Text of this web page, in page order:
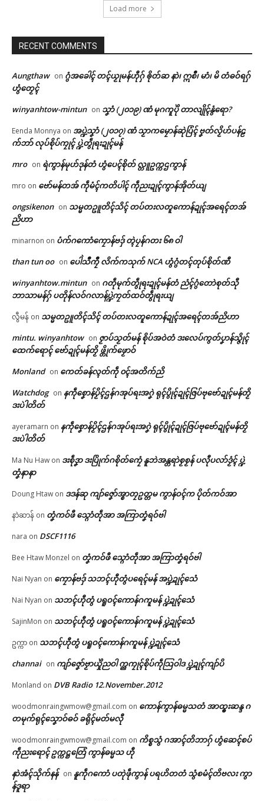
Load more
RECENT COMMENTS
Aungthaw on ဂွံအခေါၚ် တၚ်ယၟုမန်ဟီုဂှ် ၜိုတ်ဆ နာဲ၊ ဣစဳ၊ မာံ၊ မိ တံဓဝ်ရဂှ်
ဟွံတၟေၚ်
winyanhtow-mintun on သၞာံ (၂၀၁၉) ဏံ မုဂကူပိုဲ တာလျိုၚ်နွံရော?
Eenda Monnya on အပ္ဍဲသၞာံ (၂၀၁၇) ဏံ သၟာကမၠောန်ဆုဲပြံၚ် ဗၞတ်လၟိဟ်ပန်ဠ
က်ဘာ် လုပ်စိုပ်ကၠုၚ် ပ္ဍဲတွဵုရးဍုၚ်မန်
mro on ရဲကွာန်မုဟ်ဒုန်တံ ဟွံပေၚ်စိုတ် လ္တူဥက္ကဌကွာန်
mro on ဗော်မန်တအ် ကဵုမံၚ်ကတိပါၚ် ကဵုညးဍုၚ်ကွာန်အိုတ်ယျ
ongsikenon on သမ္မတဥူတိၚ်သိၚ် တပ်တးလတူကောန်ဍုၚ်အရေၚ်တအ်
ညိဟာ
minarnon on ပံက်ဂကောံကၠောန်ဗဒှ် တ္ၚဲပၠန်ဂတး ၆၈ ဝါ
than tun oo on ပေါဲသဳကၠဳ လိက်ကသုက် NCA ဟွံဂွံတၚ်တုပ်စိုတ်ဏီ
winyanhtow.mintun on ဂတဵုမုက်တွဵုရးဍုၚ်မန်တံ ညံၚ်ဂွံတောဲစုတ်သီု
ဘာသာမန်ဂှ် ပတိုန်လဝ်ဂလာန်ပ္ဍဲကၠတ်ထဝ်တွဵုရးယျ
လွီမန် on သမ္မတဥူတိၚ်သိၚ် တပ်တးလတူကောန်ဍုၚ်အရေၚ်တအ်ညိဟာ
mintu. winyanhtow on ဇၟာပ်သၟတ်မန် စိုပ်အဝဲတံ ဒးလေပ်ကွတ်ပၞာန်သ္ဇိုၚ်
ထေက်ရောၚ် ဗော်ဍုၚ်မန်တၟိ ဖ္တိုက်ဖၟောဝ်
Monland on ကေတ်ခန်လ္ၚတ်ကဵု ၀ၚ်အတိက်ညိ
Watchdog on နကဵုစၞောန်ပၟိၚ်ဌန်ဂအုပ်ရးအဂၞဲ ရုၚ်ပွိုၚ်ဍုၚ်ဇြပ်ဗုဗော်ဍုၚ်မန်တၟိ
ဒးပဲါတိတ်
ayeramarn on နကဵုစၞောန်ပၟိၚ်ဌန်ဂအုပ်ရးအဂၞဲ ရုၚ်ပွိုၚ်ဍုၚ်ဇြပ်ဗုဗော်ဍုၚ်မန်တၟိ
ဒးပဲါတိတ်
Ma Nu Haw on ဒးစဵုဒၞာ ဒးပြိုက်ဂစိုတ်ကၠေံ နူဘဲအန္တရာဲစၟစၟန် ပလီုပလာ်ဒၟံၚ် ပ္ဍဲ
တၞံနာနာ
Doung Htaw on ဒဒန်ဆု ကျာ်ဇၞော်အ္စာတၠဥတ္တမ ကွာန်ဝၚ်က ပိုတ်ကဝ်အာ
နာဲဆာန် on တၞံကဝ်ဖီ သ္ဂောံတဵုအာ အကြာတၞံရဝ်ဗါ
nara on DSCF1116
Bee Htaw Monzel on တၞံကဝ်ဖီ သ္ဂောံတဵုအာ အကြာတၞံရဝ်ဗါ
Nai Nyan on ကၠောန်ဗဒှ် သဘၚ်ဟီုတွံပရေၚ်မန် အပ္ဍဲဍုၚ်သေံ
Nai Nyan on သဘၚ်ဟီုတွံ ပရူဝၚ်ကောန်ဂကူမန် ပ္ဍဲဍုၚ်သေံ
SajinMon on သဘၚ်ဟီုတွံ ပရူဝၚ်ကောန်ဂကူမန် ပ္ဍဲဍုၚ်သေံ
ဥက္ကာ on သဘၚ်ဟီုတွံ ပရူဝၚ်ကောန်ဂကူမန် ပ္ဍဲဍုၚ်သေံ
channai on ကျာ်ဇၞော်ဗၟာယှိုဲညဝါ က္ညကၠုၚ်စိုပ်ကဵုသြဝါဒ ပ္ဍဲဍုၚ်ကျာ်ပိ
Monland on DVB Radio 12.November.2012
woodmonraingwmow@gmail.com on ကောန်ကွာန်ဓမ္မသတံ အာထ္ၜးဆန္ဒ ဂ
တမုက်ရုၚ်သၞောဝ်ဓဝ် ခရိုၚ်မတ်မလီု
woodmonraingwmow@gmail.com on ကိစ္စသွံ ဂအာၚ်တိဘာဂှ် ဟွံဆေၚ်စပ်
ကဵုညးရောၚ် ဥက္ကဋ္ဌတြေံ ကွာန်ဓမ္မသ ဟီု
နာဲအံၚ်သိုက်နန် on နူကဵုဂကောံ ပတုဲဖဵုကွာန် ပရဟိတတံ သွံစမံၚ်တိဗလး ကွာ
န်ဒူရာ